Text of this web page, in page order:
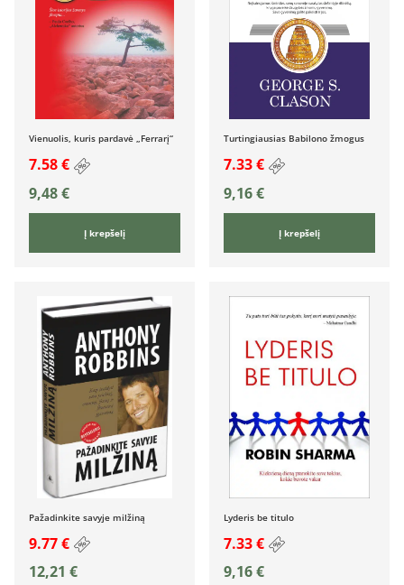
Vienuolis, kuris pardavė „Ferrarį“
7.58 €
9,48€
Į krepšelį
Turtingiausias Babilono žmogus
7.33 €
9,16€
Į krepšelį
Pažadinkite savyje milžiną
9.77 €
12,21 €
Lyderis be titulo
7.33 €
9,16€